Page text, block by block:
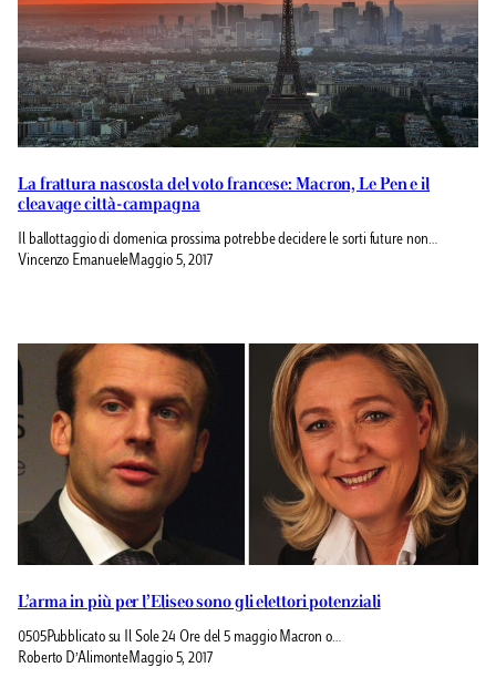
La frattura nascosta del voto francese: Macron, Le Pen e il
cleavage città-campagna
Il ballottaggio di domenica prossima potrebbe decidere le sorti future non…
Vincenzo Emanuele Maggio 5, 2017
L’arma in più per l’Eliseo sono gli elettori potenziali
0505Pubblicato su Il Sole 24 Ore del 5 maggio Macron o…
Roberto D’Alimonte Maggio 5, 2017